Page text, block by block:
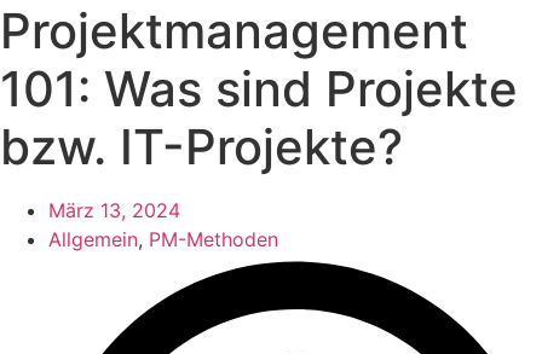
Projektmanagement
101: Was sind Projekte
bzw. IT-Projekte?
März 13, 2024
Allgemein, PM-Methoden